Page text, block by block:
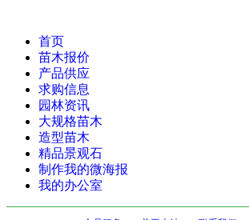
首页
苗木报价
产品供应
求购信息
园林资讯
大规格苗木
造型苗木
精品景观石
制作我的微海报
我的办公室